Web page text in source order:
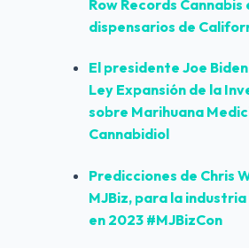
Row Records Cannabis
dispensarios de
El presidente Joe
Ley Expansión de la
sobre Marihuana
Cannabidiol
Predicciones de Chris
MJBiz, para la
en 2023 #MJBizCon